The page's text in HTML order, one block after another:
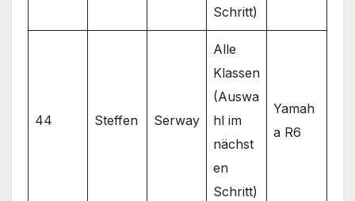
Schritt)
44 Steffen Serway
Alle
Klassen
(Auswa
hl im
nächst
en
Schritt)
Yamah
a R6